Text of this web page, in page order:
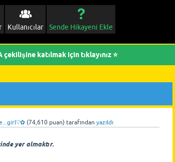
Kullanıcılar Sende Hikayeni Ekle
çekilişine katılmak için tıklayınız ⭐
(74,610 puan) tarafından yazıldı
yer almaktır.